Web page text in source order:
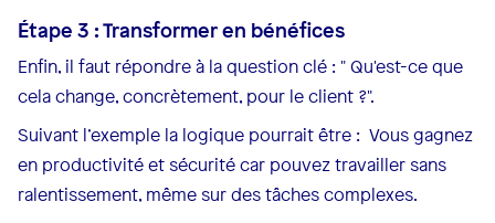
Étape 3 : Transformer en bénéfices
Enfin, il faut répondre à la question clé : " Qu'est-ce que
cela change, concrètement, pour le client ?".
Suivant l’exemple la logique pourrait être : Vous gagnez
en productivité et sécurité car pouvez travailler sans
ralentissement, même sur des tâches complexes.